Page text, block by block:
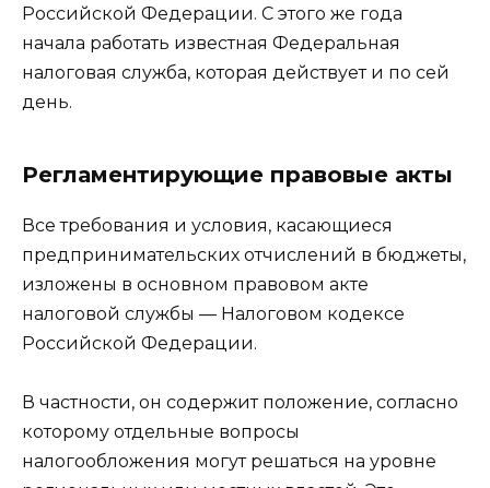
Российской Федерации. С этого же года
начала работать известная Федеральная
налоговая служба, которая действует и по сей
день.
Регламентирующие правовые акты
Все требования и условия, касающиеся
предпринимательских отчислений в бюджеты,
изложены в основном правовом акте
налоговой службы — Налоговом кодексе
Российской Федерации.
В частности, он содержит положение, согласно
которому отдельные вопросы
налогообложения могут решаться на уровне